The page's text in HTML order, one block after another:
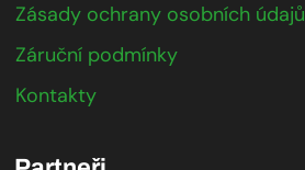
Zásady ochrany osobních údajů
Záruční podmínky
Kontakty